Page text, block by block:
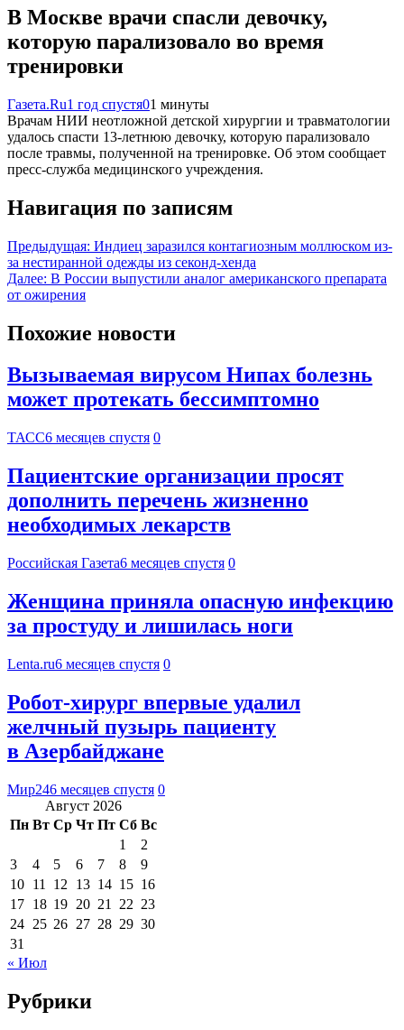
В Москве врачи спасли девочку,
которую парализовало во время
тренировки
Газета.Ru1 год спустя01 минуты
Врачам НИИ неотложной детской хирургии и травматологии
удалось спасти 13-летнюю девочку, которую парализовало
после травмы, полученной на тренировке. Об этом сообщает
пресс-служба медицинского учреждения.
Навигация по записям
Предыдущая: Индиец заразился контагиозным моллюском из-
за нестиранной одежды из секонд-хенда
Далее: В России выпустили аналог американского препарата
от ожирения
Похожие новости
Вызываемая вирусом Нипах болезнь
может протекать бессимптомно
ТАСС6 месяцев спустя 0
Пациентские организации просят
дополнить перечень жизненно
необходимых лекарств
Российская Газета6 месяцев спустя 0
Женщина приняла опасную инфекцию
за простуду и лишилась ноги
Lenta.ru6 месяцев спустя 0
Робот-хирург впервые удалил
желчный пузырь пациенту
в Азербайджане
Мир246 месяцев спустя 0
Август 2026
Пн Вт Ср Чт Пт Сб Вс
1
2
3
4 5 6 7 8
9
10 11 12 13 14 15 16
17 18 19 20 21 22 23
24 25 26 27 28 29 30
31
« Июл
Рубрики